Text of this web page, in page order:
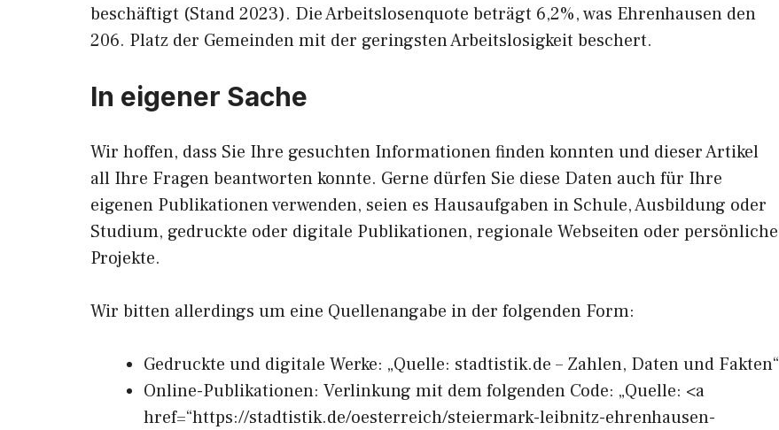
beschäftigt (Stand 2023). Die Arbeitslosenquote beträgt 6,2%, was Ehrenhausen den
206. Platz der Gemeinden mit der geringsten Arbeitslosigkeit beschert.
In eigener Sache
Wir hoffen, dass Sie Ihre gesuchten Informationen finden konnten und dieser Artikel
all Ihre Fragen beantworten konnte. Gerne dürfen Sie diese Daten auch für Ihre
eigenen Publikationen verwenden, seien es Hausaufgaben in Schule, Ausbildung oder
Studium, gedruckte oder digitale Publikationen, regionale Webseiten oder persönliche
Projekte.
Wir bitten allerdings um eine Quellenangabe in der folgenden Form:
Gedruckte und digitale Werke: „Quelle: stadtistik.de – Zahlen, Daten und Fakten“
Online-Publikationen: Verlinkung mit dem folgenden Code: „Quelle: <a
href=“https://stadtistik.de/oesterreich/steiermark-leibnitz-ehrenhausen-